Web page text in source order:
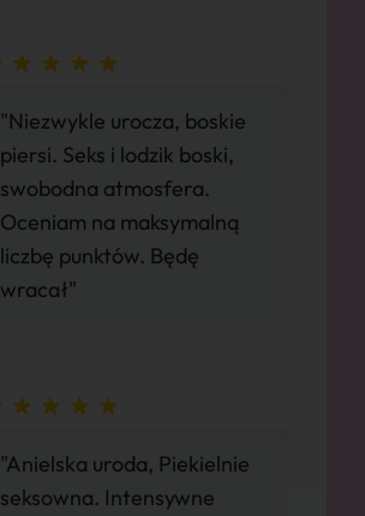
"Niezwykle urocza, boskie
piersi. Seks i lodzik boski,
swobodna atmosfera.
Oceniam na maksymalną
liczbę punktów. Będę
wracał"
"Anielska uroda, Piekielnie
seksowna. Intensywne